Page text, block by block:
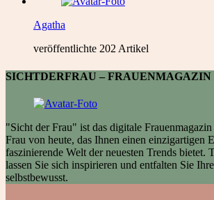
Agatha
veröffentlichte 202 Artikel
SICHTDERFRAU – FRAUENMAGAZIN
"Sicht der Frau" ist das digitale
Frau von heute, das Ihnen einen einzigartigen
faszinierende Welt der neuesten Trends bietet.
lassen Sie sich inspirieren und entfalten Sie
selbstbewusst.